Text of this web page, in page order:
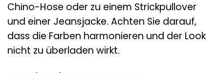
Chino-Hose oder zu einem Strickpullover
und einer Jeansjacke. Achten Sie darauf,
dass die Farben harmonieren und der Look
nicht zu überladen wirkt.